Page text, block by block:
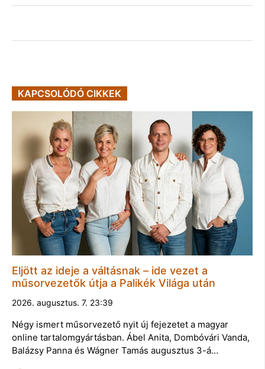
KAPCSOLÓDÓ CIKKEK
Eljött az ideje a váltásnak – ide vezet a
műsorvezetők útja a Palikék Világa után
2026. augusztus. 7. 23:39
Négy ismert műsorvezető nyit új fejezetet a magyar
online tartalomgyártásban. Ábel Anita, Dombóvári Vanda,
Balázsy Panna és Wágner Tamás augusztus 3-á…